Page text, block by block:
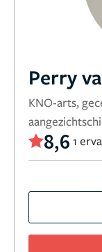
Perry
KNO-arts,
8,6 1